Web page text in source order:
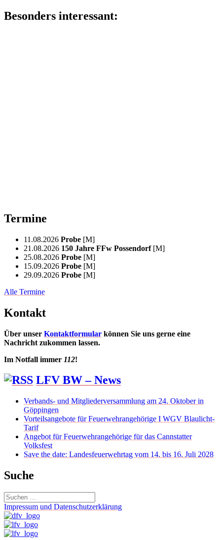
Besonders interessant:
Termine
11.08.2026 Probe [M]
21.08.2026 150 Jahre FFw Possendorf [M]
25.08.2026 Probe [M]
15.09.2026 Probe [M]
29.09.2026 Probe [M]
Alle Termine
Kontakt
Über unser Kontaktformular können Sie uns gerne eine
Nachricht zukommen lassen.
Im Notfall immer 112!
LFV BW – News
Verbands- und Mitgliederversammlung am 24. Oktober in
Göppingen
Vorteilsangebote für Feuerwehrangehörige I WGV Blaulicht-
Tarif
Angebot für Feuerwehrangehörige für das Cannstatter
Volksfest
Save the date: Landesfeuerwehrtag vom 14. bis 16. Juli 2028
Suche
Suchen
nach:
Impressum und Datenschutzerklärung